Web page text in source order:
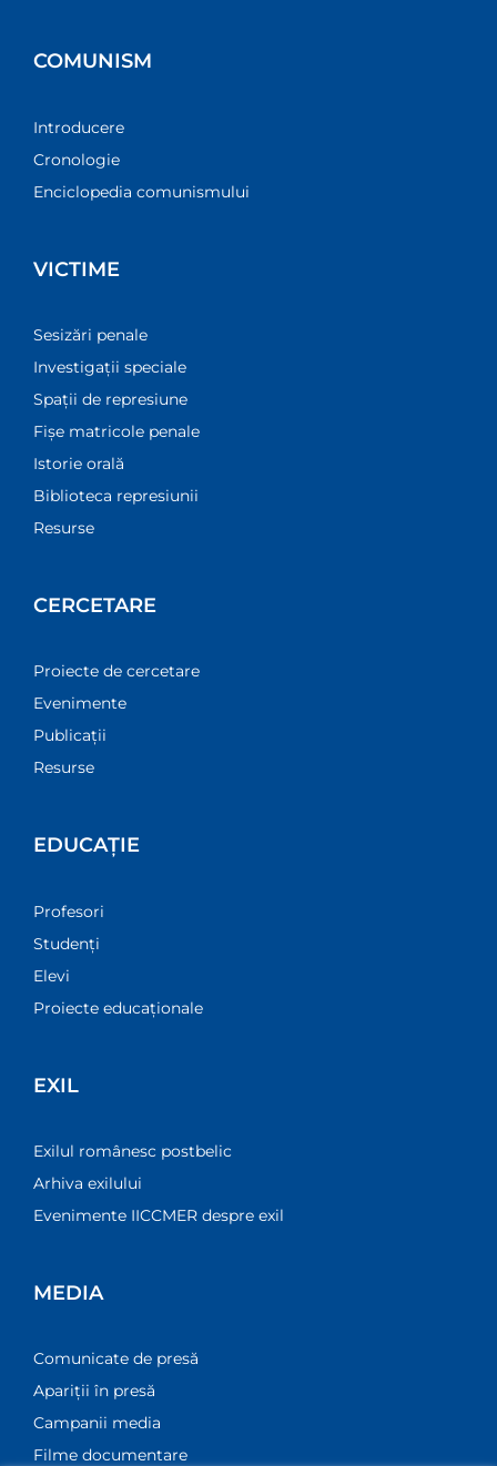
COMUNISM
Introducere
Cronologie
Enciclopedia comunismului
VICTIME
Sesizări penale
Investigații speciale
Spații de represiune
Fișe matricole penale
Istorie orală
Biblioteca represiunii
Resurse
CERCETARE
Proiecte de cercetare
Evenimente
Publicații
Resurse
EDUCAȚIE
Profesori
Studenți
Elevi
Proiecte educaționale
EXIL
Exilul românesc postbelic
Arhiva exilului
Evenimente IICCMER despre exil
MEDIA
Comunicate de presă
Apariții în presă
Campanii media
Filme documentare